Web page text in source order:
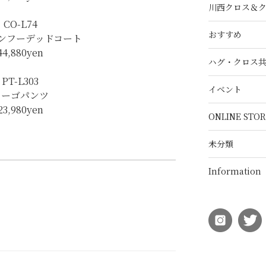
CO-L74
フーデッドコート
PT-L303
ゴパンツ
川西クロス＆
おすすめ
ハグ・クロス
イベント
ONLINE
未分類
Information